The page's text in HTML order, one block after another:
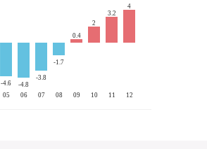
-4.6
05
-4.8
06
-3.8
07
-1.7
08
0.4
09
2
10
3.2
11
4
12